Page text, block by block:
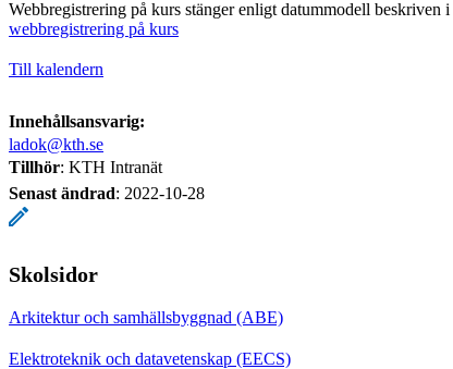
Webbregistrering på kurs stänger enligt datummodell beskriven i
webbregistrering på kurs
Till kalendern
Innehållsansvarig:
ladok@kth.se
Tillhör: KTH Intranät
Senast ändrad: 2022-10-28
Skolsidor
Arkitektur och samhällsbyggnad (ABE)
Elektroteknik och datavetenskap (EECS)